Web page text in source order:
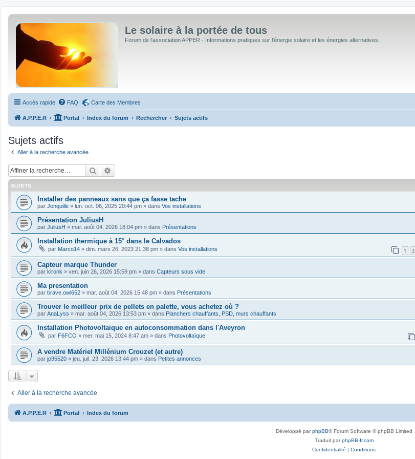
Le solaire à la portée de tous
Forum de l'association APPER - Informations pratiques sur l'énergie solaire et les énergies alternatives.
Accès rapide FAQ Carte des Membres
A.P.P.E.R Portal Index du forum Rechercher Sujets actifs
Sujets actifs
Aller à la recherche avancée
Rechercher
SUJETS
Installer des panneaux sans que ça fasse tache
par Jonquille » lun. oct. 06, 2025 20:44 pm » dans Vos installations
Présentation JuliusH
par JuliusH » mar. août 04, 2026 18:04 pm » dans Présentations
Installation thermique à 15° dans le Calvados
par Marco14 » dim. mars 26, 2023 21:38 pm » dans Vos installations 1 2
Capteur marque Thunder
par kironk » ven. juin 26, 2026 15:59 pm » dans Capteurs sous vide
Ma presentation
par brave.owl652 » mar. août 04, 2026 15:48 pm » dans Présentations
Trouver le meilleur prix de pellets en palette, vous achetez où ?
par AnaLyss » mar. août 04, 2026 13:53 pm » dans Planchers chauffants, PSD, murs chauffants
Installation Photovoltaique en autoconsommation dans l'Aveyron
par F6FCO » mer. mai 15, 2024 8:47 am » dans Photovoltaïque
A vendre Matériel Millénium Crouzet (et autre)
par jp95520 » jeu. juil. 23, 2026 13:44 pm » dans Petites annonces
Aller à la recherche avancée
A.P.P.E.R Portal Index du forum
Développé parphpBB® Forum Software © phpBB Limited
Traduit parphpBB-fr.com
Confidentialité | Conditions